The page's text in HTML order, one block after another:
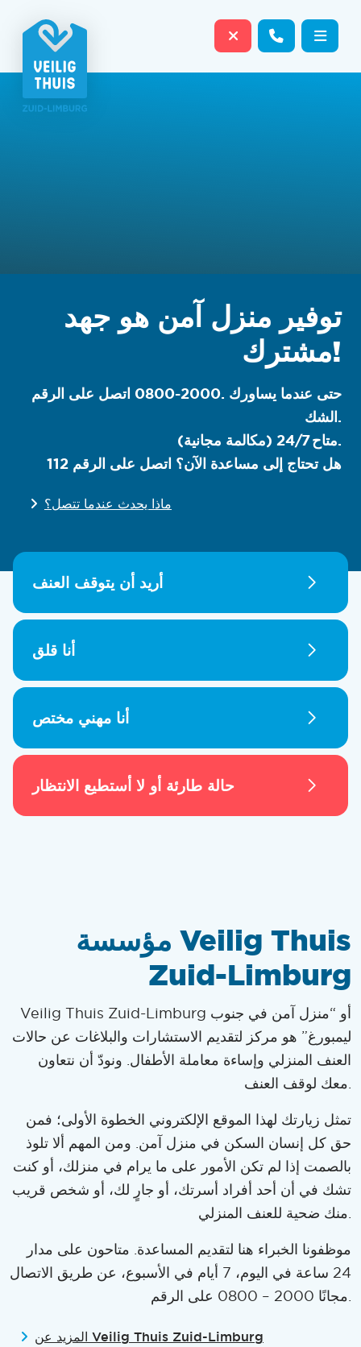
Sluit website
Contact
توفير منزل آمن هو جهد
مشترك!
اتصل على الرقم ‎0800-2000. حتى عندما يساورك
الشك.
متاح 24/7 (مكالمة مجانية).
هل تحتاج إلى مساعدة الآن؟ اتصل على الرقم 112
ماذا يحدث عندما تتصل؟
أريد أن يتوقف العنف
أنا قلق
أنا مهني مختص
حالة طارئة أو لا أستطيع الانتظار
مؤسسة Veilig Thuis
Zuid-Limburg
Veilig Thuis Zuid-Limburg أو “منزل آمن في جنوب
ليمبورغ” هو مركز لتقديم الاستشارات والبلاغات عن حالات
العنف المنزلي وإساءة معاملة الأطفال. ونودّ أن نتعاون
معك لوقف العنف.
تمثل زيارتك لهذا الموقع الإلكتروني الخطوة الأولى؛ فمن
حق كل إنسان السكن في منزل آمن. ومن المهم ألا تلوذ
بالصمت إذا لم تكن الأمور على ما يرام في منزلك، أو كنت
تشك في أن أحد أفراد أسرتك، أو جارٍ لك، أو شخص قريب
منك ضحية للعنف المنزلي.
موظفونا الخبراء هنا لتقديم المساعدة. متاحون على مدار
24 ساعة في اليوم، 7 أيام في الأسبوع، عن طريق الاتصال
على الرقم ‎0800 – 2000 مجانًا.
المزيد عن Veilig Thuis Zuid-Limburg